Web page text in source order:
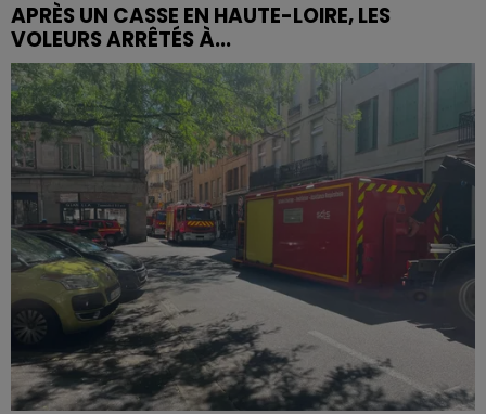
APRÈS UN CASSE EN HAUTE-LOIRE, LES
VOLEURS ARRÊTÉS À...